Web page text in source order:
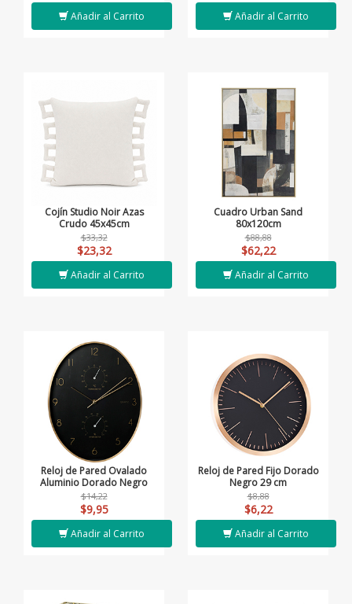
Añadir al Carrito Añadir al Carrito
Cojín Studio Noir Azas
Crudo 45x45cm
$33,32
$23,32
Añadir al Carrito
Cuadro Urban Sand
80x120cm
$88,88
$62,22
Añadir al Carrito
Reloj de Pared Ovalado
Aluminio Dorado Negro
$14,22
$9,95
Añadir al Carrito
Reloj de Pared Fijo Dorado
Negro 29 cm
$8,88
$6,22
Añadir al Carrito